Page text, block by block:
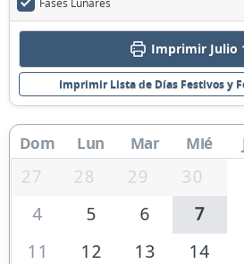
Imprimir Julio
Imprimir Lista de Días Festivos y
Dom Lun Mar Mié
27 28 29 30
4
5 6 7
11
12 13 14